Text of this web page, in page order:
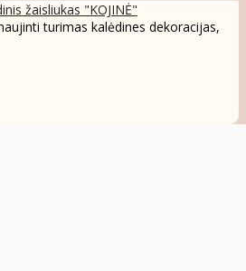
žaisliukas "KOJINĖ"
turimas kalėdines dekoracijas,